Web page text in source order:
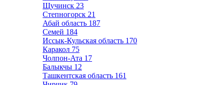
Щучинск 23
Степногорск 21
Абай область 187
Семей 184
Иссык-Кульская область 170
Каракол 75
Чолпон-Ата 17
Балыкчы 12
Ташкентская область 161